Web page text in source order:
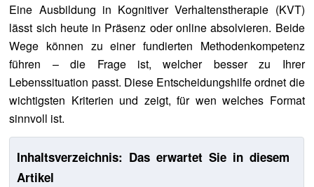
Eine Ausbildung in Kognitiver Verhaltenstherapie (KVT)
lässt sich heute in Präsenz oder online absolvieren. Beide
Wege können zu einer fundierten Methodenkompetenz
führen – die Frage ist, welcher besser zu Ihrer
Lebenssituation passt. Diese Entscheidungshilfe ordnet die
wichtigsten Kriterien und zeigt, für wen welches Format
sinnvoll ist.
Inhaltsverzeichnis: Das erwartet Sie in diesem
Artikel